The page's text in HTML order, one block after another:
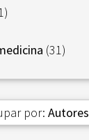
(31)
por: Autores